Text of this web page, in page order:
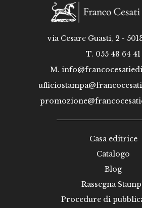
via Cesare Guasti, 2 -
T. 055 48 64 41
M.
Casa editrice
Catalogo
Blog
Rassegna
Procedure di